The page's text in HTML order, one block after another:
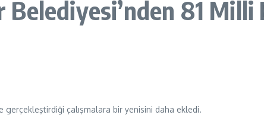
81
çalışmalara bir yenisini daha ekledi.